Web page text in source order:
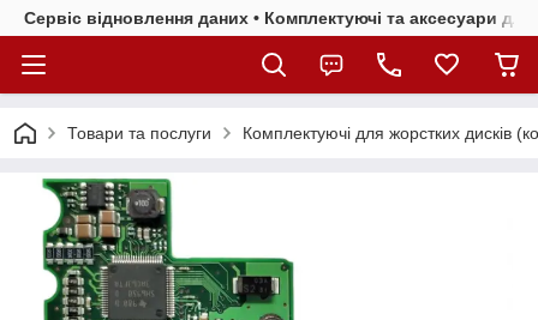
Сервіс відновлення даних • Комплектуючі та аксесуари
Товари та послуги Комплектуючі для жорстких дисків